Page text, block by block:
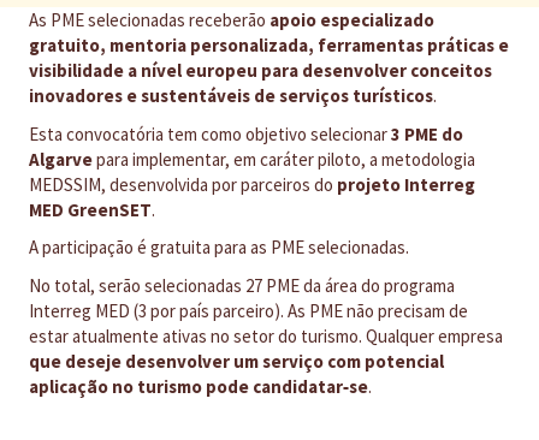
As PME selecionadas receberão apoio especializado
gratuito, mentoria personalizada, ferramentas práticas e
visibilidade a nível europeu para desenvolver conceitos
inovadores e sustentáveis de serviços turísticos.
Esta convocatória tem como objetivo selecionar3 PME do
Algarvepara implementar, em caráter piloto, a metodologia
MEDSSIM, desenvolvida por parceiros do projeto Interreg
MED GreenSET.
A participação é gratuita para as PME selecionadas.
No total, serão selecionadas 27 PME da área do programa
Interreg MED (3 por país parceiro). As PME não precisam de
estar atualmente ativas no setor do turismo. Qualquer empresa
que deseje desenvolver um serviço com potencial
aplicação no turismo pode candidatar‑se.